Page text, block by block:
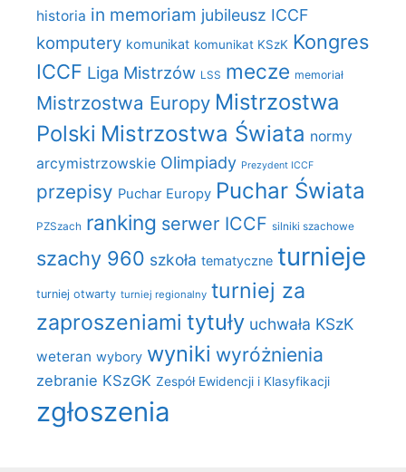
historia in memoriam jubileusz ICCF
komputery komunikat komunikat KSzK Kongres
ICCF Liga Mistrzów LSS mecze memoriał
Mistrzostwa Europy Mistrzostwa
Polski Mistrzostwa Świata normy
arcymistrzowskie Olimpiady Prezydent ICCF
przepisy Puchar Europy Puchar Świata
PZSzach ranking serwer ICCF silniki szachowe
szachy 960 szkoła tematyczne turnieje
turniej otwarty turniej regionalny turniej za
zaproszeniami tytuły uchwała KSzK
weteran wybory wyniki wyróżnienia
zebranie KSzGK Zespół Ewidencji i Klasyfikacji
zgłoszenia